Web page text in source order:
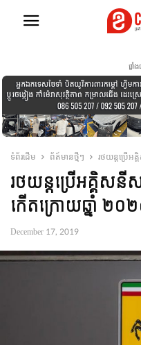
ផ្ទាំ
ទំព័រដើម ព័ត៍មានថ្មីៗ រថយន្តប្រើអ
រថយន្តប្រើអគ្គិសនី
កើតក្រោយឆ្នាំ ២០
December 17, 2019